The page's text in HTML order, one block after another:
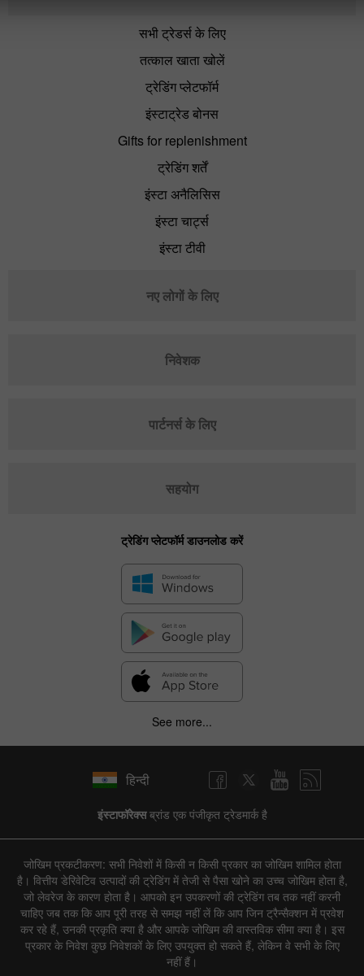
सभी ट्रेडर्स के लिए
तत्काल खाता खोलें
ट्रेडिंग प्लेटफॉर्म
इंस्टाट्रेड बोनस
Gifts for replenishment
ट्रेडिंग शर्तें
इंस्टा अनैलिसिस
इंस्टा चार्ट्स
इंस्टा टीवी
नए लोगों के लिए
निवेशक
पार्टनर्स के लिए
सहयोग
ट्रेडिंग प्लेटफॉर्म डाउनलोड करें
See more...
हिन्दी
इंस्टाफॉरेक्सब्रांड एक पंजीकृत ट्रेडमार्क है
जोखिम प्रकटीकरण: सभी निवेशों में किसी न किसी प्रकार का जोखिम शामिल होता
है। वित्तीय डेरिवेटिव उत्पादों की ट्रेडिंग में तेजी से पैसा खोने का उच्च जोखिम होता है,
जो लेवरेज के कारण होता है। आपको इन उपकरणों की ट्रेडिंग तब तक नहीं करनी
चाहिए जब तक कि आप पूरी तरह से समझ नहीं लें कि आप जिन ट्रैन्सैक्शन में प्रवेश
कर रहे हैं, उनकी प्रकृति क्या है और आपके जोखिम की वास्तविक सीमा क्या है। इस
प्रकार के निवेश कुछ निवेशकों के लिए उपयुक्त हो सकते हैं, लेकिन वे सभी के लिए
नहीं हैं।